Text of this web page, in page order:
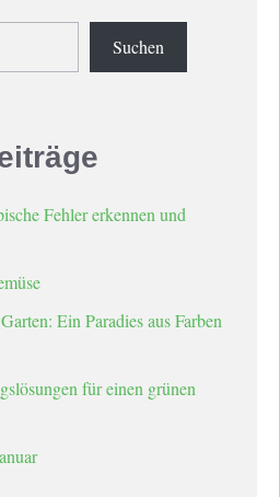
Suchen
Fehler erkennen und
Ein Paradies aus Farben
für einen grünen